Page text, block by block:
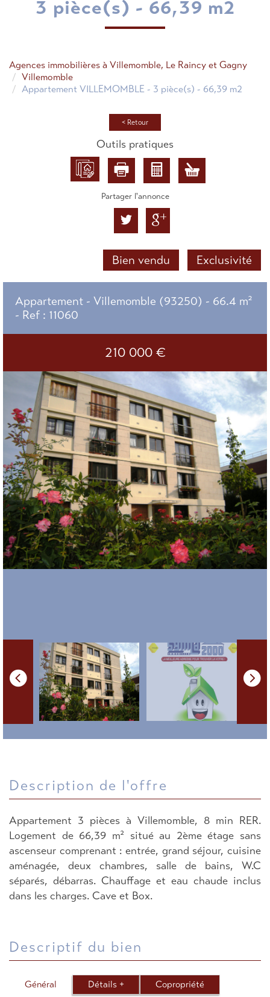
3 pièce(s) - 66,39 m2
Agences immobilières à Villemomble, Le Raincy et Gagny
Villemomble
Appartement VILLEMOMBLE - 3 pièce(s) - 66,39 m2
< Retour
Outils pratiques
Partager l'annonce
Bien vendu Exclusivité
Appartement - Villemomble (93250) - 66.4 m²
- Ref : 11060
210 000 €
description de l'offre
Appartement 3 pièces à Villemomble, 8 min RER.
Logement de 66,39 m² situé au 2ème étage sans
ascenseur comprenant : entrée, grand séjour, cuisine
aménagée, deux chambres, salle de bains, W.C
séparés, débarras. Chauffage et eau chaude inclus
dans les charges. Cave et Box.
descriptif du bien
Général Détails + Copropriété